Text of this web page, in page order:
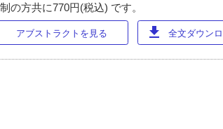
の方共に770円(税込) です。
アブストラクトを見る download 全文ダウン